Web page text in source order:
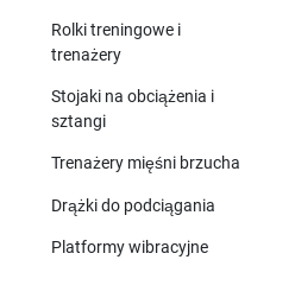
Rolki treningowe i
trenażery
Stojaki na obciążenia i
sztangi
Trenażery mięśni brzucha
Drążki do podciągania
Platformy wibracyjne